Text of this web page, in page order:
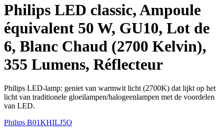
Philips LED classic, Ampoule
équivalent 50 W, GU10, Lot de
6, Blanc Chaud (2700 Kelvin),
355 Lumens, Réflecteur
Philips LED-lamp: geniet van warmwit licht (2700K) dat lijkt op het
licht van traditionele gloeilampen/halogeenlampen met de voordelen
van LED.
Philips B01KHILJ5O